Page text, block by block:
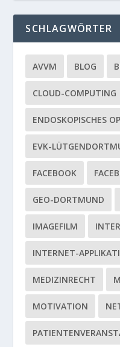
SCHLAGWÖRTER
AVVM BLOG
CLOUD-COMPUTING
ENDOSKOPISCHES
EVK-
FACEBOOK
GEO-DORTMUND
IMAGEFILM
INTERNET-
MEDIZINRECHT
MOTIVATION